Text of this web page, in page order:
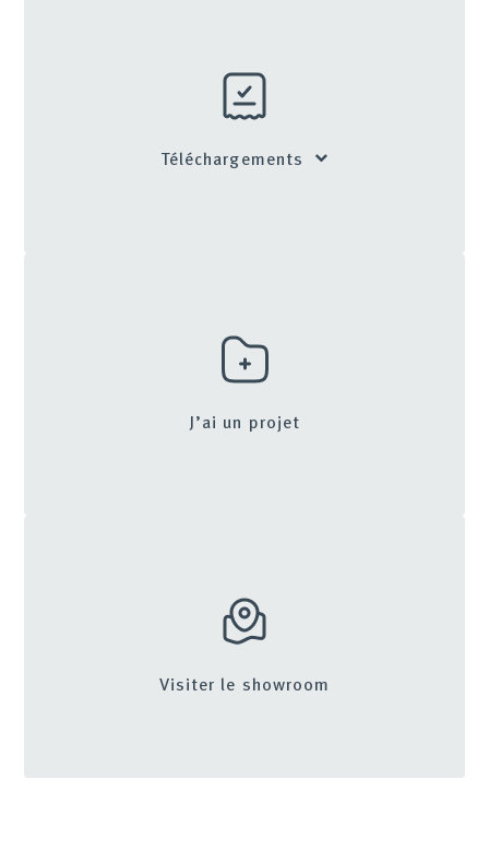
Téléchargements
J’ai un projet
Visiter le showroom